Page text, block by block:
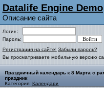
Datalife Engine Demo
Описание сайта
Логин:
Пароль:
Регистрация на сайте! Забыли пароль?
Вы просматриваете мобильную версию
Праздничный календарь к 8 Марта с
праздник
Категория: Календари